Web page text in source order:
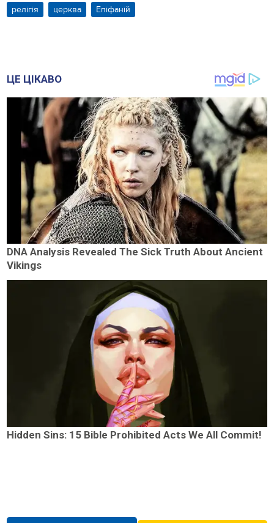
релігія церква Епіфаній
ЦЕ ЦІКАВО
DNA Analysis Revealed The Sick Truth About Ancient
Vikings
Hidden Sins: 15 Bible Prohibited Acts We All Commit!